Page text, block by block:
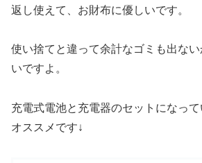
返し使えて、お財布に優しいです。
使い捨てと違って余計なゴミも出な
いですよ。
充電式電池と充電器のセットになっ
オススメです↓